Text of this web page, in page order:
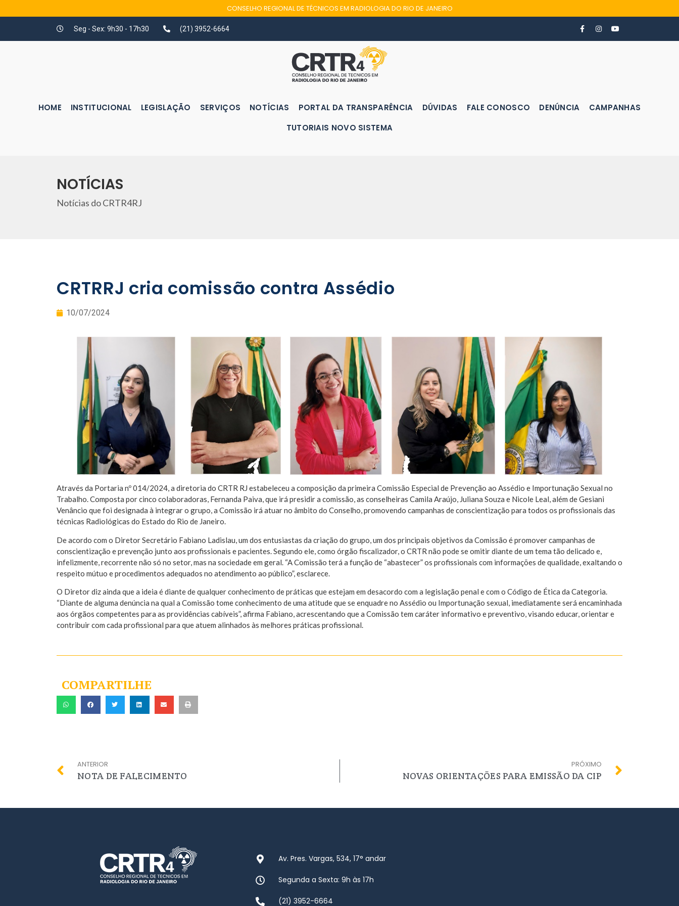
CONSELHO REGIONAL DE TÉCNICOS EM RADIOLOGIA DO RIO DE JANEIRO
Seg - Sex: 9h30 - 17h30 (21) 3952-6664
HOME INSTITUCIONAL LEGISLAÇÃO SERVIÇOS NOTÍCIAS PORTAL DA TRANSPARÊNCIA DÚVIDAS FALE CONOSCO DENÚNCIA
CAMPANHAS
TUTORIAIS NOVO SISTEMA
NOTÍCIAS
Notícias do CRTR4RJ
CRTRRJ cria comissão contra Assédio
10/07/2024
Através da Portaria nº 014/2024, a diretoria do CRTR RJ estabeleceu a composição da primeira Comissão Especial de Prevenção ao Assédio e Importunação Sexual no
Trabalho. Composta por cinco colaboradoras, Fernanda Paiva, que irá presidir a comissão, as conselheiras Camila Araújo, Juliana Souza e Nicole Leal, além de Gesiani
Venâncio que foi designada à integrar o grupo, a Comissão irá atuar no âmbito do Conselho, promovendo campanhas de conscientização para todos os profissionais das
técnicas Radiológicas do Estado do Rio de Janeiro.
De acordo com o Diretor Secretário Fabiano Ladislau, um dos entusiastas da criação do grupo, um dos principais objetivos da Comissão é promover campanhas de
conscientização e prevenção junto aos profissionais e pacientes. Segundo ele, como órgão fiscalizador, o CRTR não pode se omitir diante de um tema tão delicado e,
infelizmente, recorrente não só no setor, mas na sociedade em geral. “A Comissão terá a função de “abastecer” os profissionais com informações de qualidade, exaltando o
respeito mútuo e procedimentos adequados no atendimento ao público”, esclarece.
O Diretor diz ainda que a ideia é diante de qualquer conhecimento de práticas que estejam em desacordo com a legislação penal e com o Código de Ética da Categoria.
“Diante de alguma denúncia na qual a Comissão tome conhecimento de uma atitude que se enquadre no Assédio ou Importunação sexual, imediatamente será encaminhada
aos órgãos competentes para as providências cabíveis”, afirma Fabiano, acrescentando que a Comissão tem caráter informativo e preventivo, visando educar, orientar e
contribuir com cada profissional para que atuem alinhados às melhores práticas profissional.
COMPARTILHE
ANTERIOR
NOTA DE FALECIMENTO
PRÓXIMO
NOVAS ORIENTAÇÕES PARA EMISSÃO DA CIP
Av. Pres. Vargas, 534, 17° andar
Segunda a Sexta: 9h às 17h
(21) 3952-6664